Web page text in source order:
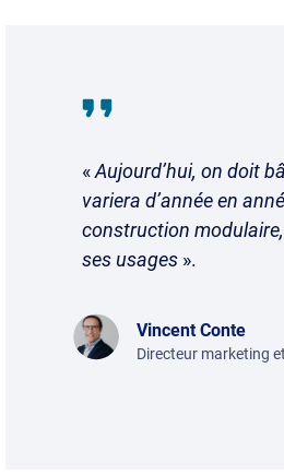
«Aujourd’hui, on doit
variera d’année en
construction
ses usages ».
Vincent Conte
Directeur marketing